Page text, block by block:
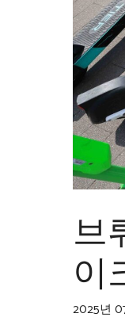
브
이
2025년